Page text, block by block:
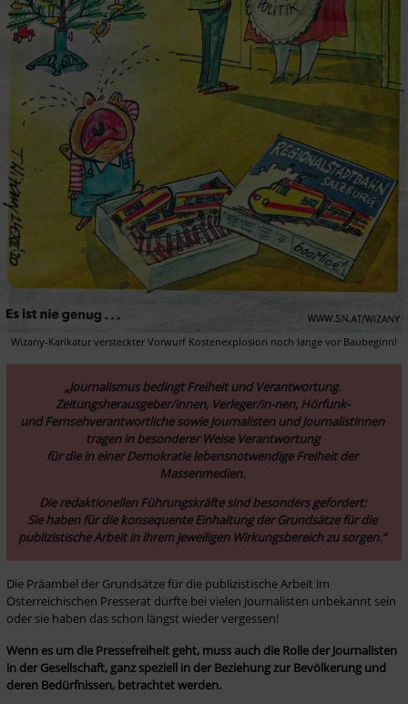
Wizany-Karikatur versteckter Vorwurf Kostenexplosion noch lange vor Baubeginn!
„Journalismus bedingt Freiheit und Verantwortung.
Zeitungsherausgeber/innen, Verleger/in-nen, Hörfunk-
und Fernsehverantwortliche sowie Journalisten und Journalistinnen
tragen in besonderer Weise Verantwortung
für die in einer Demokratie lebensnotwendige Freiheit der
Massenmedien.
Die redaktionellen Führungskräfte sind besonders gefordert:
Sie haben für die konsequente Einhaltung der Grundsätze für die
publizistische Arbeit in ihrem jeweiligen Wirkungsbereich zu sorgen.“
Die Präambel der Grundsätze für die publizistische Arbeit im
Österreichischen Presserat dürfte bei vielen Journalisten unbekannt sein
oder sie haben das schon längst wieder vergessen!
Wenn es um die Pressefreiheit geht, muss auch die Rolle der Journalisten
in der Gesellschaft, ganz speziell in der Beziehung zur Bevölkerung und
deren Bedürfnissen, betrachtet werden.